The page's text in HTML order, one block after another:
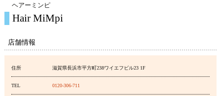
ヘアーミンピ
Hair MiMpi
店舗情報
住所 滋賀県長浜市平方町238ワイエフビル23 1F
TEL 0120-306-711